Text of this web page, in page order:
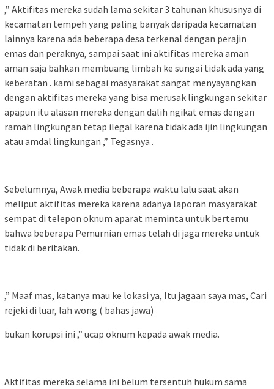
,” Aktifitas mereka sudah lama sekitar 3 tahunan khususnya di
kecamatan tempeh yang paling banyak daripada kecamatan
lainnya karena ada beberapa desa terkenal dengan perajin
emas dan peraknya, sampai saat ini aktifitas mereka aman
aman saja bahkan membuang limbah ke sungai tidak ada yang
keberatan . kami sebagai masyarakat sangat menyayangkan
dengan aktifitas mereka yang bisa merusak lingkungan sekitar
apapun itu alasan mereka dengan dalih ngikat emas dengan
ramah lingkungan tetap ilegal karena tidak ada ijin lingkungan
atau amdal lingkungan ,” Tegasnya .
Sebelumnya, Awak media beberapa waktu lalu saat akan
meliput aktifitas mereka karena adanya laporan masyarakat
sempat di telepon oknum aparat meminta untuk bertemu
bahwa beberapa Pemurnian emas telah di jaga mereka untuk
tidak di beritakan.
,” Maaf mas, katanya mau ke lokasi ya, Itu jagaan saya mas, Cari
rejeki di luar, lah wong ( bahas jawa)
bukan korupsi ini ,” ucap oknum kepada awak media.
Aktifitas mereka selama ini belum tersentuh hukum sama